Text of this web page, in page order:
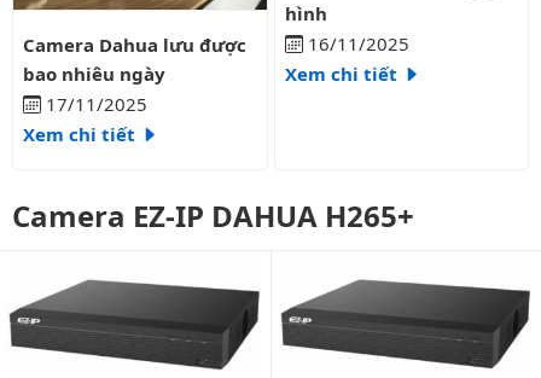
Camera Dahua lưu được bao nhiêu ngày
Camera Dahua lưu được
bao nhiêu ngày
17/11/2025
Xem chi tiết
hình
16/11/2025
Xem chi tiết
Camera EZ-IP DAHUA H265+